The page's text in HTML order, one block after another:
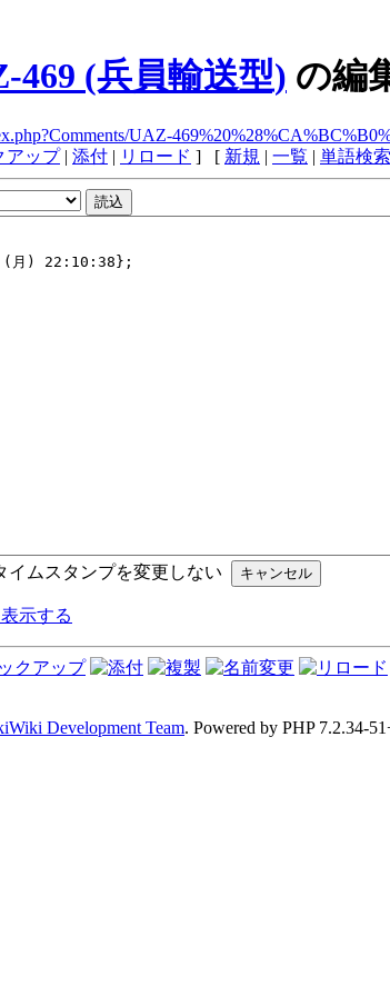
469 (兵員輸送型) の編
UAZ-
アップ| 添付 | リロード ] [ 新規 | 一覧 | 単語検索
イムスタンプを変更しない
示する
Development Team. Powered by PHP 7.2.34-